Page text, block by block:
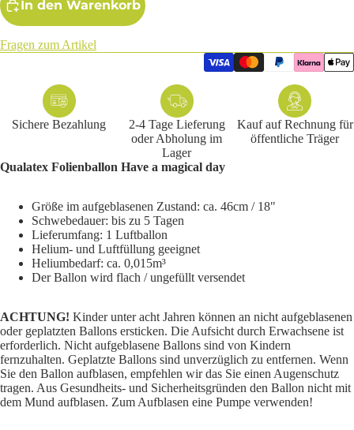
In den Warenkorb
Fragen zum Artikel
Sichere Bezahlung
2-4 Tage Lieferung
oder Abholung im
Lager
Kauf auf Rechnung für
öffentliche Träger
Qualatex Folienballon Have a magical day
Größe im aufgeblasenen Zustand: ca. 46cm / 18"
Schwebedauer: bis zu 5 Tagen
Lieferumfang: 1 Luftballon
Helium- und Luftfüllung geeignet
Heliumbedarf: ca. 0,015m³
Der Ballon wird flach / ungefüllt versendet
ACHTUNG! Kinder unter acht Jahren können an nicht aufgeblasenen
oder geplatzten Ballons ersticken. Die Aufsicht durch Erwachsene ist
erforderlich. Nicht aufgeblasene Ballons sind von Kindern
fernzuhalten. Geplatzte Ballons sind unverzüglich zu entfernen. Wenn
Sie den Ballon aufblasen, empfehlen wir das Sie einen Augenschutz
tragen. Aus Gesundheits- und Sicherheitsgründen den Ballon nicht mit
dem Mund aufblasen. Zum Aufblasen eine Pumpe verwenden!